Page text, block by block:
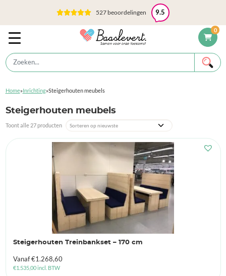
0
527 beoordelingen 9.5
Home»Inrichting»Steigerhouten meubels
Steigerhouten meubels
Toont alle 27 producten
Steigerhouten Treinbankset – 170 cm
Vanaf€1.268,60
€1.535,00incl. BTW